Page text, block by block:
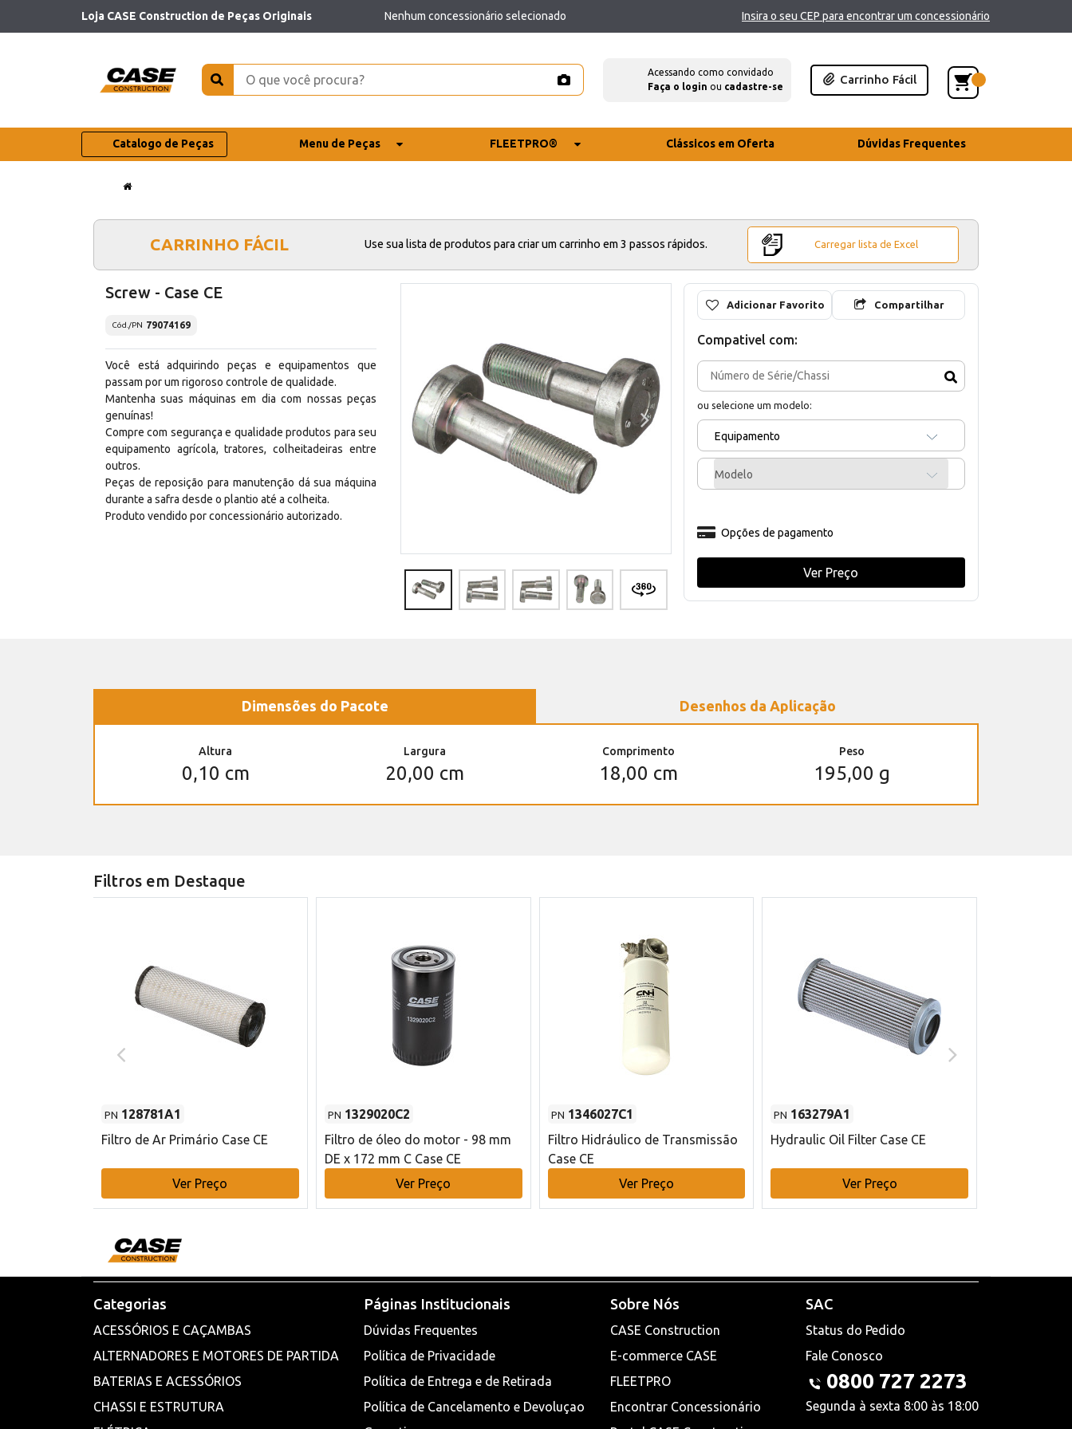
Loja CASE Construction de Peças Originais Nenhum concessionário selecionado Insira o seu CEP para encontrar um concessionário
Acessando como convidado
Faça o login ou cadastre-se
Carrinho Fácil
Catalogo de Peças Menu de Peças FLEETPRO® Clássicos em Oferta Dúvidas Frequentes
CARRINHO FÁCIL Use sua lista de produtos para criar um carrinho em 3 passos rápidos. Carregar lista de Excel
Screw - Case CE
Cód./PN 79074169
Você está adquirindo peças e equipamentos que
passam por um rigoroso controle de qualidade.
Mantenha suas máquinas em dia com nossas peças
genuínas!
Compre com segurança e qualidade produtos para seu
equipamento agrícola, tratores, colheitadeiras entre
outros.
Peças de reposição para manutenção dá sua máquina
durante a safra desde o plantio até a colheita.
Produto vendido por concessionário autorizado.
Adicionar Favorito Compartilhar
Compativel com:
ou selecione um modelo:
Equipamento
Modelo
Opções de pagamento
Ver Preço
Dimensões do Pacote Desenhos da Aplicação
Altura
0,10 cm
Largura
20,00 cm
Comprimento
18,00 cm
Peso
195,00 g
Filtros em Destaque
PN 128781A1
Filtro de Ar Primário Case CE
Ver Preço
PN 1329020C2
Filtro de óleo do motor - 98 mm
DE x 172 mm C Case CE
Ver Preço
PN 1346027C1
Filtro Hidráulico de Transmissão
Case CE
Ver Preço
PN 163279A1
Hydraulic Oil Filter Case CE
Ver Preço
Categorias
ACESSÓRIOS E CAÇAMBAS
ALTERNADORES E MOTORES DE PARTIDA
BATERIAS E ACESSÓRIOS
CHASSI E ESTRUTURA
Páginas Institucionais
Dúvidas Frequentes
Política de Privacidade
Política de Entrega e de Retirada
Política de Cancelamento e Devoluçao
Sobre Nós
CASE Construction
E-commerce CASE
FLEETPRO
Encontrar Concessionário
SAC
Status do Pedido
Fale Conosco
0800 727 2273
Segunda à sexta 8:00 às 18:00